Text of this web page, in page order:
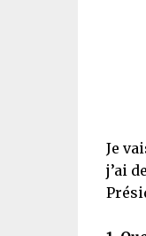
Je
j’ai